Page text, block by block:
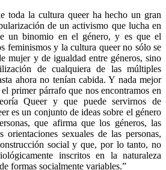
toda la cultura queer ha hecho un gran
de un activismo que lucha en
un binomio en el género, y es que el
feminismos y la cultura queer no sólo se
mujer y de igualdad entre géneros, sino
de cualquiera de las múltiples
ahora no tenían cabida. Y nada mejor
primer párrafo que nos encontramos en
Queer y que puede servirnos de
es un conjunto de ideas sobre el género
que afirma que los géneros, las
orientaciones sexuales de las personas,
social y que, por lo tanto, no
inscritos en la naturaleza
formas socialmente variables.”